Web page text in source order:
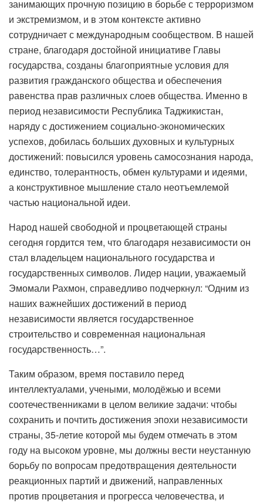
занимающих прочную позицию в борьбе с терроризмом
и экстремизмом, и в этом контексте активно
сотрудничает с международным сообществом. В нашей
стране, благодаря достойной инициативе Главы
государства, созданы благоприятные условия для
развития гражданского общества и обеспечения
равенства прав различных слоев общества. Именно в
период независимости Республика Таджикистан,
наряду с достижением социально-экономических
успехов, добилась больших духовных и культурных
достижений: повысился уровень самосознания народа,
единство, толерантность, обмен культурами и идеями,
а конструктивное мышление стало неотъемлемой
частью национальной идеи.
Народ нашей свободной и процветающей страны
сегодня гордится тем, что благодаря независимости он
стал владельцем национального государства и
государственных символов. Лидер нации, уважаемый
Эмомали Рахмон, справедливо подчеркнул: “Одним из
наших важнейших достижений в период
независимости является государственное
строительство и современная национальная
государственность…”.
Таким образом, время поставило перед
интеллектуалами, учеными, молодёжью и всеми
соотечественниками в целом великие задачи: чтобы
сохранить и почтить достижения эпохи независимости
страны, 35-летие которой мы будем отмечать в этом
году на высоком уровне, мы должны вести неустанную
борьбу по вопросам предотвращения деятельности
реакционных партий и движений, направленных
против процветания и прогресса человечества, и